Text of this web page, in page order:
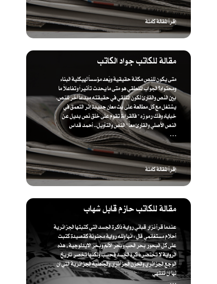
إقرأ المقالة كاملة
مقالة للكاتب جواد الكاتب
متى يكون للنص مكانة حقيقية ويُعد مؤسساً لهيكلية البناء
ومحتواه؟ الجواب المنطقي هو متى ما يحدث تأثيراً وتفاعلاً ما
بين النص والقارئ لكون المتلقي في حقيقته مبدعاً آخر للنص،
يشتغل مع كل مطالعة على بث معان جديدة إثر التعمق في
خباياه وفك رموزه " فالقراءة تقوم على خلق نص بديل عن
النص الأصلي والقارئ معاً " ​النص والتأويل.. أحمد قداس
. . .
إقرأ المقالة كاملة
مقالة للكاتب حازم قابل شهاب
عندما قرأ نزار قباني رواية ذاكرة الجسد التي كتبتها الجزائرية
أحلام مستغانمي قال : انها ولله رواية مجنونة كقصيدة كتبت
على كل البحور بحر الحب وبحر الألم وبحر الايدلوجية , هذه
الرواية لا تختصر ذاكرة الجسد فحسب ولكنها تخصر تاريخ
الوجع الجزائري والحزن الجزائري والجاهلية الجزائرية التي ان
لها ان تنتهي